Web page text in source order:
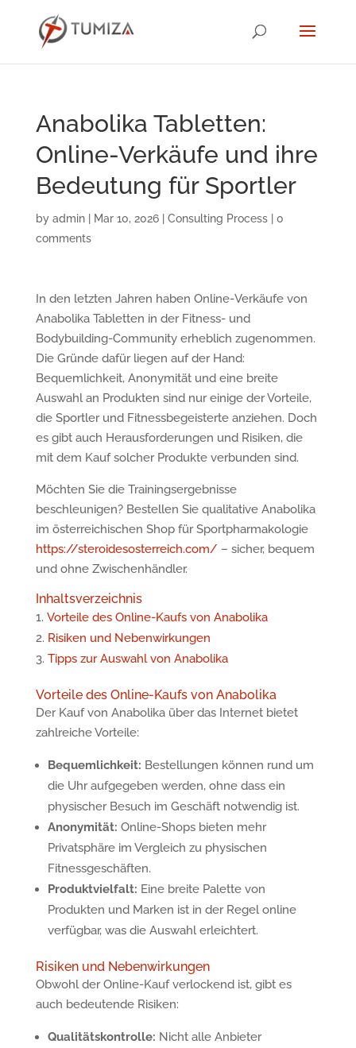
Anabolika Tabletten:
Online-Verkäufe und ihre
Bedeutung für Sportler
by admin| Mar 10, 2026| Consulting Process| 0
comments
In den letzten Jahren haben Online-Verkäufe von
Anabolika Tabletten in der Fitness- und
Bodybuilding-Community erheblich zugenommen.
Die Gründe dafür liegen auf der Hand:
Bequemlichkeit, Anonymität und eine breite
Auswahl an Produkten sind nur einige der Vorteile,
die Sportler und Fitnessbegeisterte anziehen. Doch
es gibt auch Herausforderungen und Risiken, die
mit dem Kauf solcher Produkte verbunden sind.
Möchten Sie die Trainingsergebnisse
beschleunigen? Bestellen Sie qualitative Anabolika
im österreichischen Shop für Sportpharmakologie
https://steroidesosterreich.com/ – sicher, bequem
und ohne Zwischenhändler.
Inhaltsverzeichnis
Vorteile des Online-Kaufs von Anabolika
Risiken und Nebenwirkungen
Tipps zur Auswahl von Anabolika
Vorteile des Online-Kaufs von Anabolika
Der Kauf von Anabolika über das Internet bietet
zahlreiche Vorteile:
Bequemlichkeit: Bestellungen können rund um
die Uhr aufgegeben werden, ohne dass ein
physischer Besuch im Geschäft notwendig ist.
Anonymität: Online-Shops bieten mehr
Privatsphäre im Vergleich zu physischen
Fitnessgeschäften.
Produktvielfalt: Eine breite Palette von
Produkten und Marken ist in der Regel online
verfügbar, was die Auswahl erleichtert.
Risiken und Nebenwirkungen
Obwohl der Online-Kauf verlockend ist, gibt es
auch bedeutende Risiken:
Qualitätskontrolle: Nicht alle Anbieter